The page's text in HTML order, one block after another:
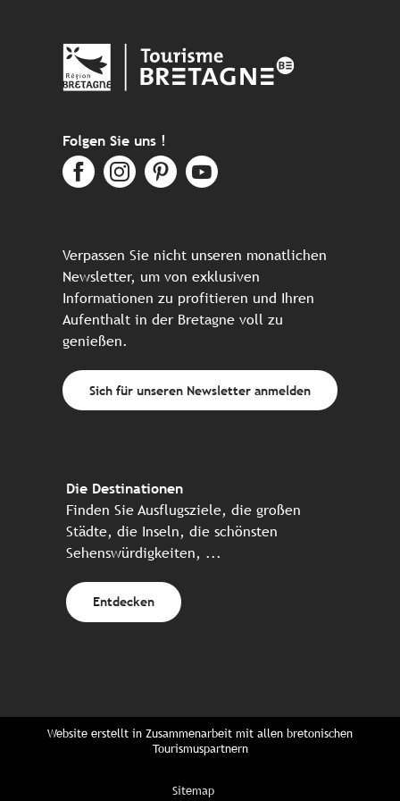
Folgen Sie uns !
Verpassen Sie nicht unseren monatlichen
Newsletter, um von exklusiven
Informationen zu profitieren und Ihren
Aufenthalt in der Bretagne voll zu
genießen.
Sich für unseren Newsletter anmelden
Die Destinationen
Finden Sie Ausflugsziele, die großen
Städte, die Inseln, die schönsten
Sehenswürdigkeiten, ...
Entdecken
Website erstellt in Zusammenarbeit mit allen bretonischen
Tourismuspartnern
Sitemap